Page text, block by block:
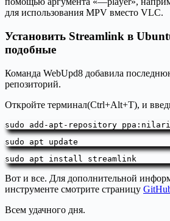
для использования MPV вместо VLC.
Установить Streamlink в
подобные
Команда WebUpd8 добавила
репозиторий.
Откройте терминал(Ctrl+Alt+T), и
sudo add-apt-repository
sudo apt update
sudo apt install streamlink
Вот и все. Для дополнительной
инструменте смотрите страницу
Всем удачного дня.